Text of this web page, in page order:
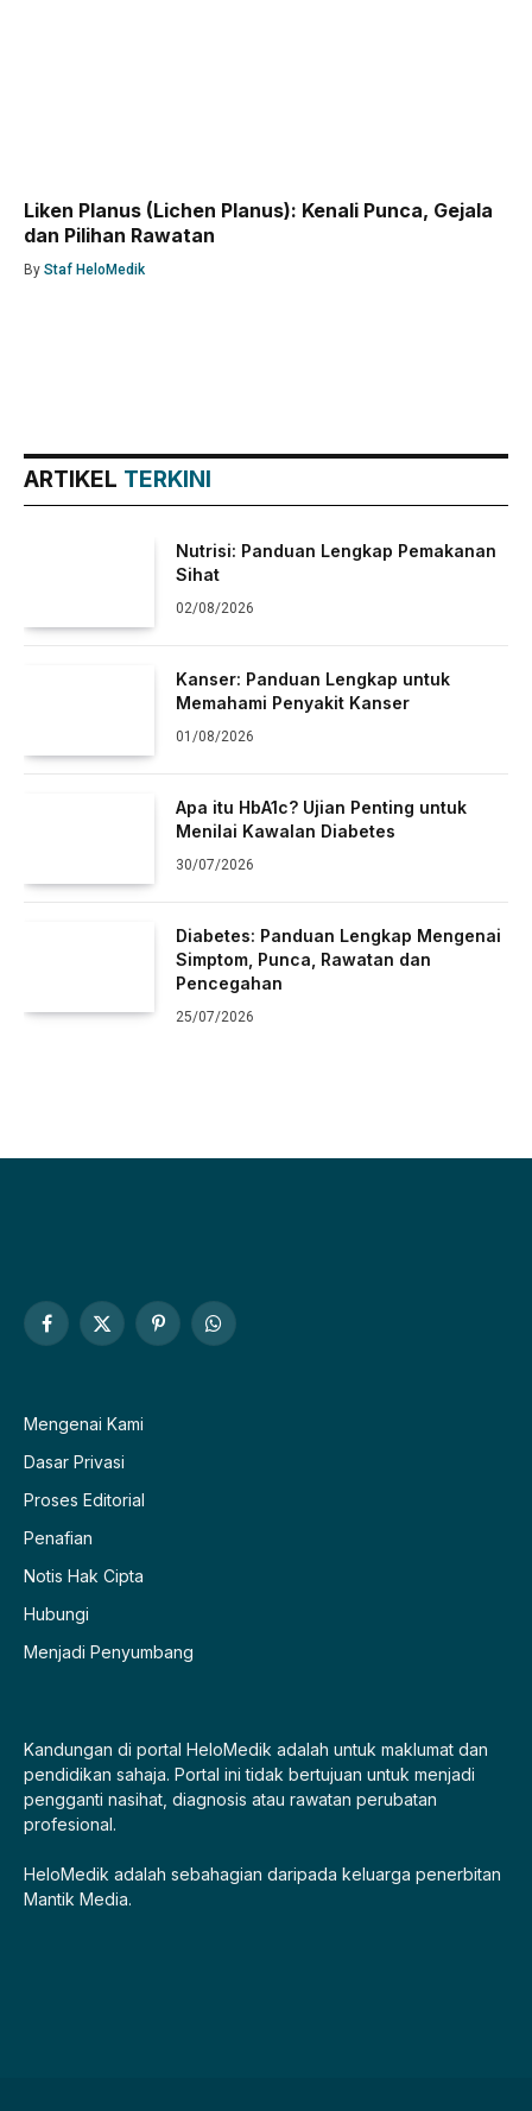
Liken Planus (Lichen Planus): Kenali Punca, Gejala
dan Pilihan Rawatan
By Staf HeloMedik
ARTIKEL TERKINI
Nutrisi: Panduan Lengkap Pemakanan
Sihat
02/08/2026
Kanser: Panduan Lengkap untuk
Memahami Penyakit Kanser
01/08/2026
Apa itu HbA1c? Ujian Penting untuk
Menilai Kawalan Diabetes
30/07/2026
Diabetes: Panduan Lengkap Mengenai
Simptom, Punca, Rawatan dan
Pencegahan
25/07/2026
Facebook
X
PinterestWhatsApp
Mengenai Kami
Dasar Privasi
Proses Editorial
Penafian
Notis Hak Cipta
Hubungi
Menjadi Penyumbang
Kandungan di portal HeloMedik adalah untuk maklumat dan
pendidikan sahaja. Portal ini tidak bertujuan untuk menjadi
pengganti nasihat, diagnosis atau rawatan perubatan
profesional.
HeloMedik adalah sebahagian daripada keluarga penerbitan
Mantik Media.